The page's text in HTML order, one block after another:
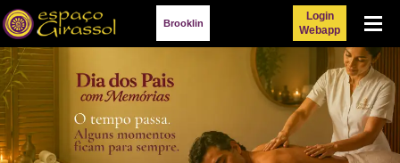
Login
WebappMenu
Brooklin